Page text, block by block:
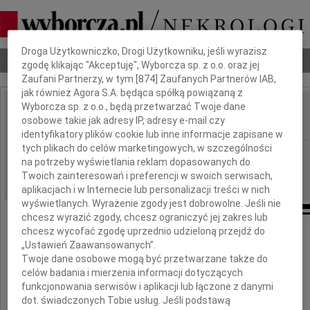
Nekrologi Odeszli Poradnik pogrzebowy
IMIĘ I NAZWISKO: Jan Janiec
REGION: Wrocław
DATA EMISJI: 24.11.2010
W dniu 20 listopada 2010 roku zmarł
nasz ukochany Mąż, Ojciec i Dziadek
Dbamy o Twoją prywatność
Droga Użytkowniczko, Drogi Użytkowniku, jeśli wyrazisz
zgodę klikając "Akceptuję", Wyborcza sp. z o.o. oraz jej
Zaufani Partnerzy, w tym [874 ] Zaufanych Partnerów IAB,
jak również Agora S.A. będąca spółką powiązaną z
Wyborcza sp. z o.o., będą przetwarzać Twoje dane
osobowe takie jak adresy IP, adresy e-mail czy
identyfikatory plików cookie lub inne informacje zapisane w
tych plikach do celów marketingowych, w szczególności
na potrzeby wyświetlania reklam dopasowanych do
Twoich zainteresowań i preferencji w swoich serwisach,
aplikacjach i w Internecie lub personalizacji treści w nich
wyświetlanych. Wyrażenie zgody jest dobrowolne. Jeśli nie
chcesz wyrazić zgody, chcesz ograniczyć jej zakres lub
chcesz wycofać zgodę uprzednio udzieloną przejdź do
„Ustawień Zaawansowanych”.
Twoje dane osobowe mogą być przetwarzane także do
celów badania i mierzenia informacji dotyczących
funkcjonowania serwisów i aplikacji lub łączone z danymi
dot. świadczonych Tobie usług. Jeśli podstawą